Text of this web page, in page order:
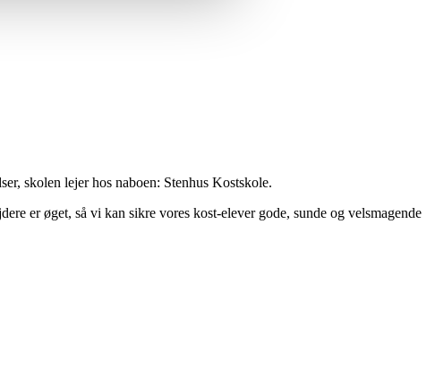
skolen lejer hos naboen: Stenhus Kostskole.
er øget, så vi kan sikre vores kost-elever gode, sunde og velsmagende